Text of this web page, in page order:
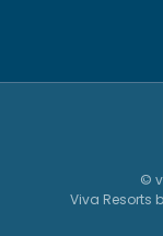
©
Viva Resorts